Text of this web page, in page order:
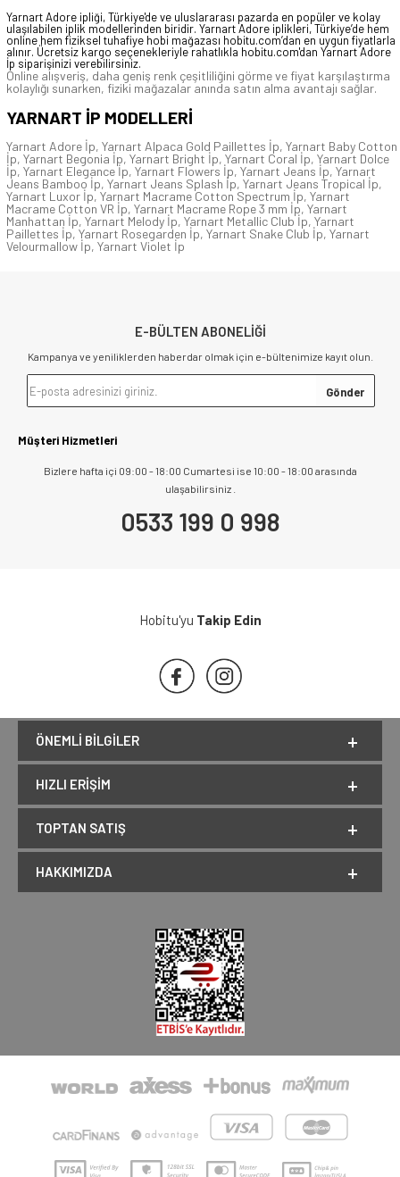
Yarnart Adore ipliği, Türkiye'de ve uluslararası pazarda en popüler ve kolay
ulaşılabilen iplik modellerinden biridir. Yarnart Adore iplikleri, Türkiye’de hem
online hem fiziksel tuhafiye hobi mağazası hobitu.com’dan en uygun fiyatlarla
alınır. Ücretsiz kargo seçenekleriyle rahatlıkla hobitu.com'dan Yarnart Adore
İp siparişinizi verebilirsiniz.
Online alışveriş, daha geniş renk çeşitliliğini görme ve fiyat karşılaştırma
kolaylığı sunarken, fiziki mağazalar anında satın alma avantajı sağlar.
YARNART İP MODELLERİ
Yarnart Adore İp, Yarnart Alpaca Gold Paillettes İp, Yarnart Baby Cotton
İp, Yarnart Begonia İp, Yarnart Bright İp, Yarnart Coral İp, Yarnart Dolce
İp, Yarnart Elegance İp, Yarnart Flowers İp, Yarnart Jeans İp, Yarnart
Jeans Bamboo İp, Yarnart Jeans Splash İp, Yarnart Jeans Tropical İp,
Yarnart Luxor İp, Yarnart Macrame Cotton Spectrum İp, Yarnart
Macrame Cotton VR İp, Yarnart Macrame Rope 3 mm İp, Yarnart
Manhattan İp, Yarnart Melody İp, Yarnart Metallic Club İp, Yarnart
Paillettes İp, Yarnart Rosegarden İp, Yarnart Snake Club İp, Yarnart
Velourmallow İp, Yarnart Violet İp
E-BÜLTEN ABONELİĞİ
Kampanya ve yeniliklerden haberdar olmak için e-bültenimize kayıt olun.
Müşteri Hizmetleri
Bizlere hafta içi 09:00 - 18:00 Cumartesi ise 10:00 - 18:00 arasında
ulaşabilirsiniz .
0533 199 0 998
Hobitu'yu Takip Edin
ÖNEMLI BILGILER
HIZLI ERIŞIM
TOPTAN SATIŞ
HAKKIMIZDA